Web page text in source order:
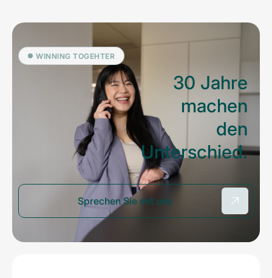
WINNING TOGEHTER
30 Jahre
machen
den
Unterschied.
Sprechen Sie mit uns